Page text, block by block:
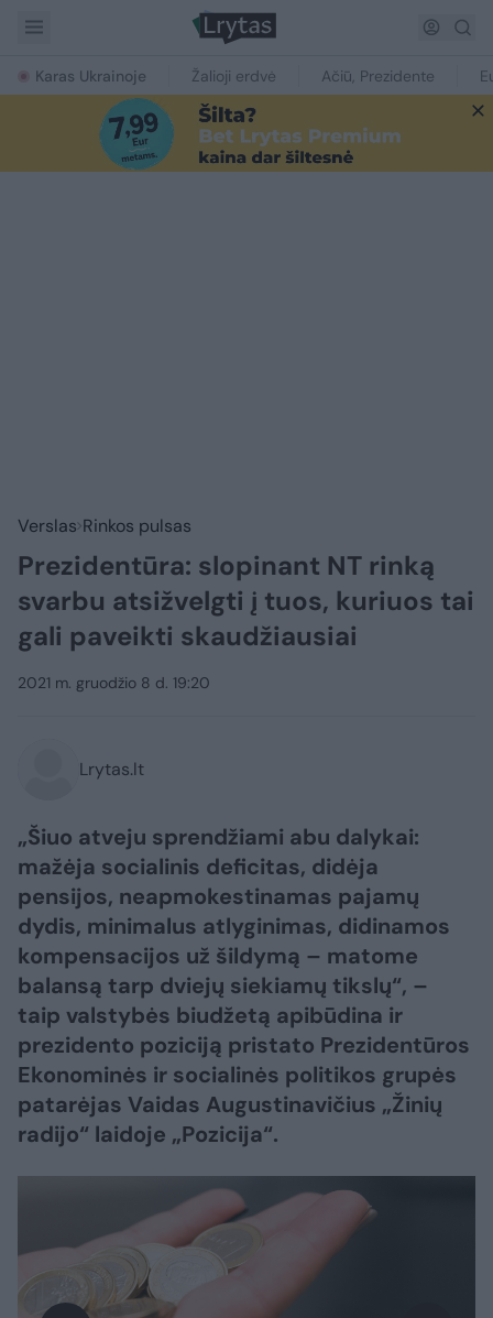
Karas Ukrainoje Žalioji erdvė Ačiū, Prezidente
Verslas Rinkos pulsas
Prezidentūra: slopinant NT rinką
svarbu atsižvelgti į tuos, kuriuos tai
gali paveikti skaudžiausiai
2021 m. gruodžio 8 d. 19:20
Lrytas.lt
„Šiuo atveju sprendžiami abu dalykai:
mažėja socialinis deficitas, didėja
pensijos, neapmokestinamas pajamų
dydis, minimalus atlyginimas, didinamos
kompensacijos už šildymą – matome
balansą tarp dviejų siekiamų tikslų“, –
taip valstybės biudžetą apibūdina ir
prezidento poziciją pristato Prezidentūros
Ekonominės ir socialinės politikos grupės
patarėjas Vaidas Augustinavičius „Žinių
radijo“ laidoje „Pozicija“.